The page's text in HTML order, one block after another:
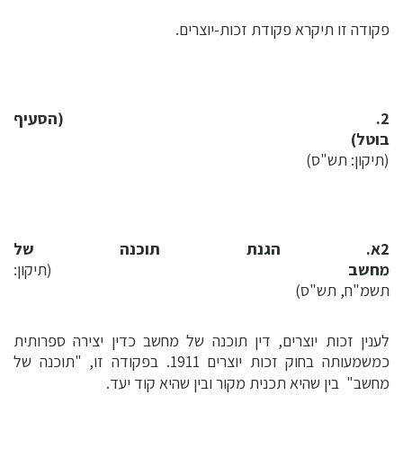
פקודה זו תיקרא פקודת זכות-יוצרים.
2. (הסעיף
בוטל)
(תיקון: תש"ס)
2א. הגנת תוכנה של
מחשב (תיקון:
תשמ"ח, תש"ס)
לענין זכות יוצרים, דין תוכנה של מחשב כדין יצירה ספרותית
כמשמעותה בחוק זכות יוצרים 1911. בפקודה זו, "תוכנה של
מחשב"  בין שהיא תכנית מקור ובין שהיא קוד יעד.